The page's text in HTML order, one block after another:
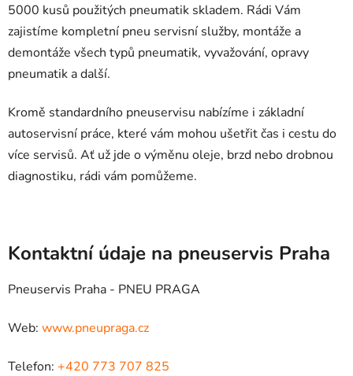
5000 kusů použitých pneumatik skladem. Rádi Vám
zajistíme kompletní pneu servisní služby, montáže a
demontáže všech typů pneumatik, vyvažování, opravy
pneumatik a další.
Kromě standardního pneuservisu nabízíme i základní
autoservisní práce, které vám mohou ušetřit čas i cestu do
více servisů. Ať už jde o výměnu oleje, brzd nebo drobnou
diagnostiku, rádi vám pomůžeme.
Kontaktní údaje na pneuservis Praha
Pneuservis Praha - PNEU PRAGA
Web: www.pneupraga.cz
Telefon: +420 773 707 825